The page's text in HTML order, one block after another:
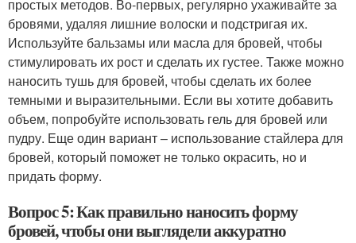
простых методов. Во-первых, регулярно ухаживайте за
бровями, удаляя лишние волоски и подстригая их.
Используйте бальзамы или масла для бровей, чтобы
стимулировать их рост и сделать их густее. Также можно
наносить тушь для бровей, чтобы сделать их более
темными и выразительными. Если вы хотите добавить
объем, попробуйте использовать гель для бровей или
пудру. Еще один вариант – использование стайлера для
бровей, который поможет не только окрасить, но и
придать форму.
Вопрос 5: Как правильно наносить форму
бровей, чтобы они выглядели аккуратно